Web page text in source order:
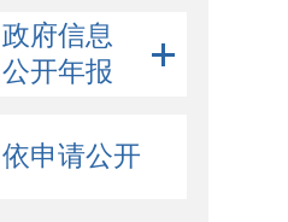
政府信息
公开年报
依申请公开